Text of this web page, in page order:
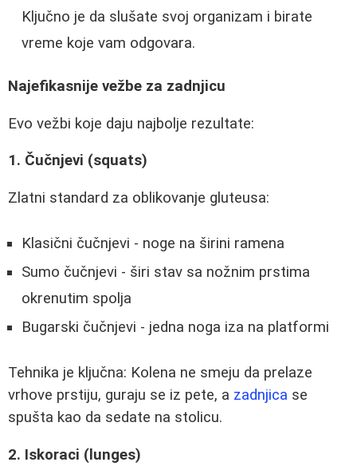
Ključno je da slušate svoj organizam i birate
vreme koje vam odgovara.
Najefikasnije vežbe za zadnjicu
Evo vežbi koje daju najbolje rezultate:
1. Čučnjevi (squats)
Zlatni standard za oblikovanje gluteusa:
Klasični čučnjevi - noge na širini ramena
Sumo čučnjevi - širi stav sa nožnim prstima
okrenutim spolja
Bugarski čučnjevi - jedna noga iza na platformi
Tehnika je ključna: Kolena ne smeju da prelaze
vrhove prstiju, guraju se iz pete, a zadnjica se
spušta kao da sedate na stolicu.
2. Iskoraci (lunges)